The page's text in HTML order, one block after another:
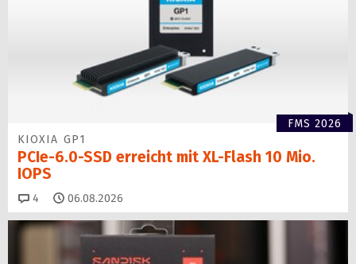
FMS 2026
KIOXIA GP1
PCIe-6.0-SSD erreicht mit XL-Flash 10 Mio.
IOPS
4 Kommentare
06.08.2026